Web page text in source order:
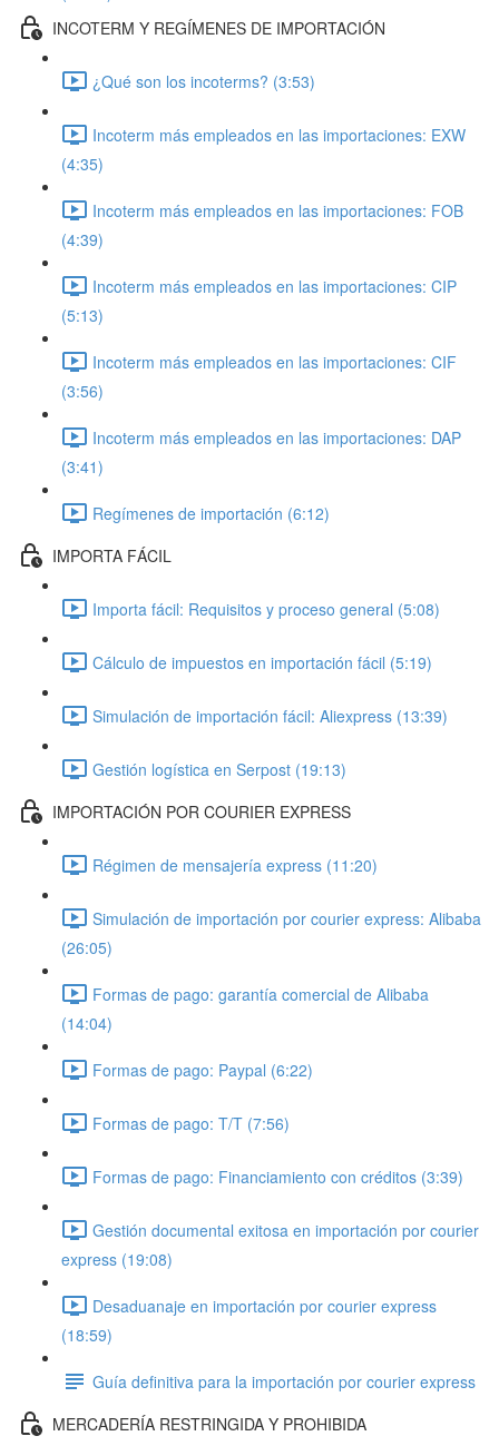
INCOTERM Y REGÍMENES DE IMPORTACIÓN
¿Qué son los incoterms? (3:53)
Incoterm más empleados en las importaciones: EXW
(4:35)
Incoterm más empleados en las importaciones: FOB
(4:39)
Incoterm más empleados en las importaciones: CIP
(5:13)
Incoterm más empleados en las importaciones: CIF
(3:56)
Incoterm más empleados en las importaciones: DAP
(3:41)
Regímenes de importación (6:12)
IMPORTA FÁCIL
Importa fácil: Requisitos y proceso general (5:08)
Cálculo de impuestos en importación fácil (5:19)
Simulación de importación fácil: Aliexpress (13:39)
Gestión logística en Serpost (19:13)
IMPORTACIÓN POR COURIER EXPRESS
Régimen de mensajería express (11:20)
Simulación de importación por courier express: Alibaba
(26:05)
Formas de pago: garantía comercial de Alibaba
(14:04)
Formas de pago: Paypal (6:22)
Formas de pago: T/T (7:56)
Formas de pago: Financiamiento con créditos (3:39)
Gestión documental exitosa en importación por courier
express (19:08)
Desaduanaje en importación por courier express
(18:59)
Guía definitiva para la importación por courier express
MERCADERÍA RESTRINGIDA Y PROHIBIDA